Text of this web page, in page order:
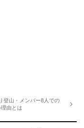
登山・メンバー8人での
由とは